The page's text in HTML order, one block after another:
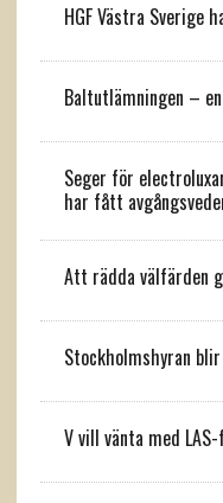
HGF Västra Sverige
Baltutlämningen –
Seger för
har fått
Att rädda välfärden
Stockholmshyran
V vill vänta med